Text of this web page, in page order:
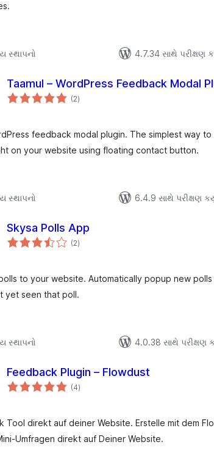
સ્થાપનો
4.7.34 સાથે પરીક્ષણ
Taamul – WordPress Feedback Modal
(2કુલ
રેટિંગ્સ
)
feedback modal plugin. The simplest way
on your website using floating contact button.
સ્થાપનો
6.4.9 સાથે પરીક્ષણ
Skysa Polls App
(2કુલ
રેટિંગ્સ
)
to your website. Automatically popup new
yet seen that poll.
સ્થાપનો
4.0.38 સાથે પરીક્ષણ
Feedback Plugin – Flowdust
(4કુલ
રેટિંગ્સ
)
Tool direkt auf deiner Website. Erstelle mit dem
Umfragen direkt auf Deiner Website.